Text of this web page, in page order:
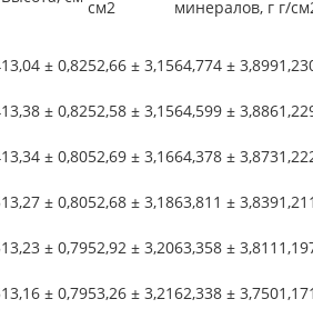
см2
минералов, г г/
13,04 ± 0,8252,66 ± 3,1564,774 ± 3,899
13,38 ± 0,8252,58 ± 3,1564,599 ± 3,886
13,34 ± 0,8052,69 ± 3,1664,378 ± 3,873
13,27 ± 0,8052,68 ± 3,1863,811 ± 3,839
13,23 ± 0,7952,92 ± 3,2063,358 ± 3,811
13,16 ± 0,7953,26 ± 3,2162,338 ± 3,750